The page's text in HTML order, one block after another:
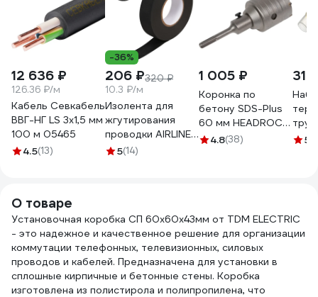
12 636 ₽
126.36 ₽/м
Кабель Севкабель
ВВГ-НГ LS 3х1,5 мм
100 м 05465
4.5(13)
-36%
206 ₽320 ₽
10.3 ₽/м
Изолента для
жгутирования
проводки AIRLINE
19 мм, 20 м,
5(14)
1 005 ₽
Коронка по
бетону SDS-Plus
60 мм HEADROCK
422-010-60
4.8(38) 5
О товаре
Установочная коробка СП 60х60х43мм от TDM ЕLECTRIC
- это надежное и качественное решение для организации
коммутации телефонных, телевизионных, силовых
проводов и кабелей. Предназначена для установки в
сплошные кирпичные и бетонные стены. Коробка
изготовлена из полистирола и полипропилена, что